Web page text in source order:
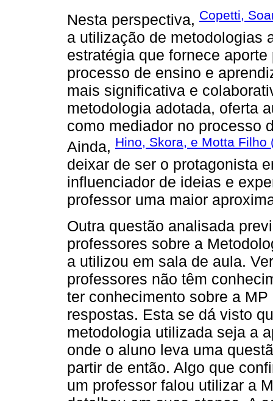
Nesta perspectiva, Copetti,
a utilização de metodologias
estratégia que fornece
processo de ensino e
mais significativa e
metodologia adotada, oferta
como mediador no processo
Ainda, Hino, Skora, e Motta Filho
deixar de ser o protagonista
influenciador de ideias e
professor uma maior
Outra questão analisada
professores sobre a
a utilizou em sala de aula.
professores não têm
ter conhecimento sobre a
respostas. Esta se dá visto
metodologia utilizada seja a
onde o aluno leva uma
partir de então. Algo que
um professor falou utilizar a